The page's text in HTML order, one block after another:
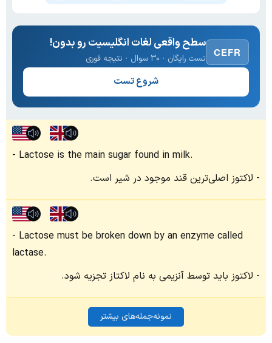
CEFR
سطح واقعی لغات انگلیسیت رو بدون!
تست رایگان · ۳۰ سوال · نتیجه فوری
شروع تست
Lactose is the main sugar found in milk.
لاکتوز اصلی‌ترین قند موجود در شیر است.
Lactose must be broken down by an enzyme called
lactase.
لاکتوز باید توسط آنزیمی به نام لاکتاز تجزیه شود.
نمونه‌جمله‌های بیشتر